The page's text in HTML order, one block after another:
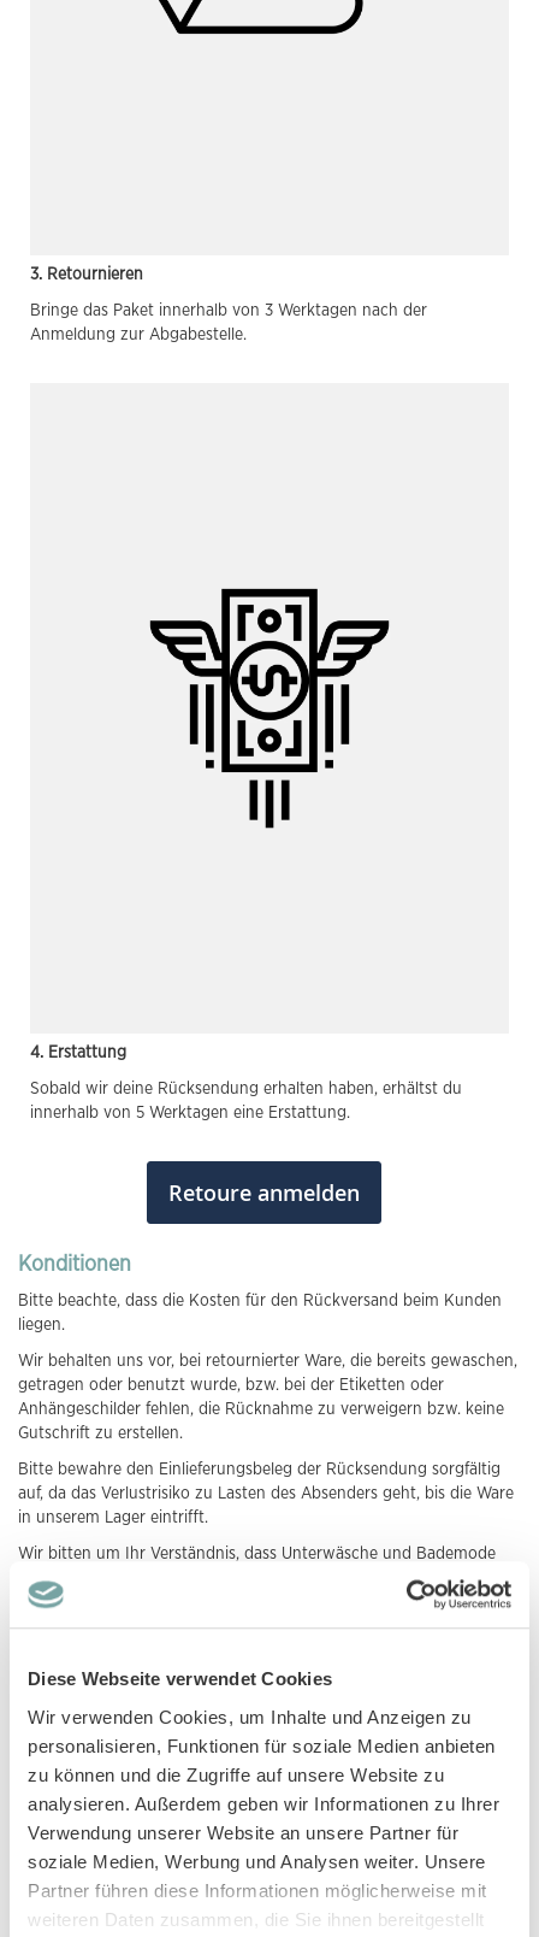
Diese Webseite verwendet Cookies
Wir verwenden Cookies, um Inhalte und Anzeigen zu
personalisieren, Funktionen für soziale Medien anbieten
zu können und die Zugriffe auf unsere Website zu
analysieren. Außerdem geben wir Informationen zu Ihrer
Verwendung unserer Website an unsere Partner für
soziale Medien, Werbung und Analysen weiter. Unsere
Partner führen diese Informationen möglicherweise mit
weiteren Daten zusammen, die Sie ihnen bereitgestellt
3. Retournieren
Bringe das Paket innerhalb von 3 Werktagen nach der
Anmeldung zur Abgabestelle.
4. Erstattung
Sobald wir deine Rücksendung erhalten haben, erhältst du
innerhalb von 5 Werktagen eine Erstattung.
Retoure anmelden
Konditionen
Bitte beachte, dass die Kosten für den Rückversand beim Kunden
liegen.
Wir behalten uns vor, bei retournierter Ware, die bereits gewaschen,
getragen oder benutzt wurde, bzw. bei der Etiketten oder
Anhängeschilder fehlen, die Rücknahme zu verweigern bzw. keine
Gutschrift zu erstellen.
Bitte bewahre den Einlieferungsbeleg der Rücksendung sorgfältig
auf, da das Verlustrisiko zu Lasten des Absenders geht, bis die Ware
in unserem Lager eintrifft.
Wir bitten um Ihr Verständnis, dass Unterwäsche und Bademode
von dieser 30 Tage Rückgabegarantie ausgeschlossen sind, hier
bestehen selbstverständlich alle gesetzlichen Bestimmungen.
Bezahlmöglichkeit abgewickelt werden, wobei wir nur an die
identische Kredit- oder Bankkarte Rückbuchungen durchführen
Unsere 30 Tage Rückgabegarantie gilt zusätzlich zu allen
bestehenden Rechten der Widerrufsbelehrung bzw. des
Widerrufsrechts.
Widerrufsbelehrung / Widerrufsrecht
Du hast das Recht binnen vierzehn Tagen ohne Angabe von